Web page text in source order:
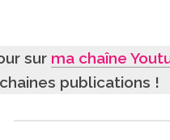
sur ma chaîne
publications !